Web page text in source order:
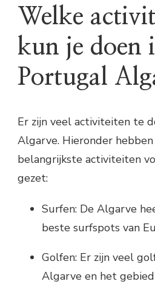
Welke
kun je doen
Portugal
Er zijn veel activiteiten te
Algarve. Hieronder
belangrijkste activiteiten
gezet:
Surfen: De Algarve
beste surfspots van
Golfen: Er zijn veel
Algarve en het